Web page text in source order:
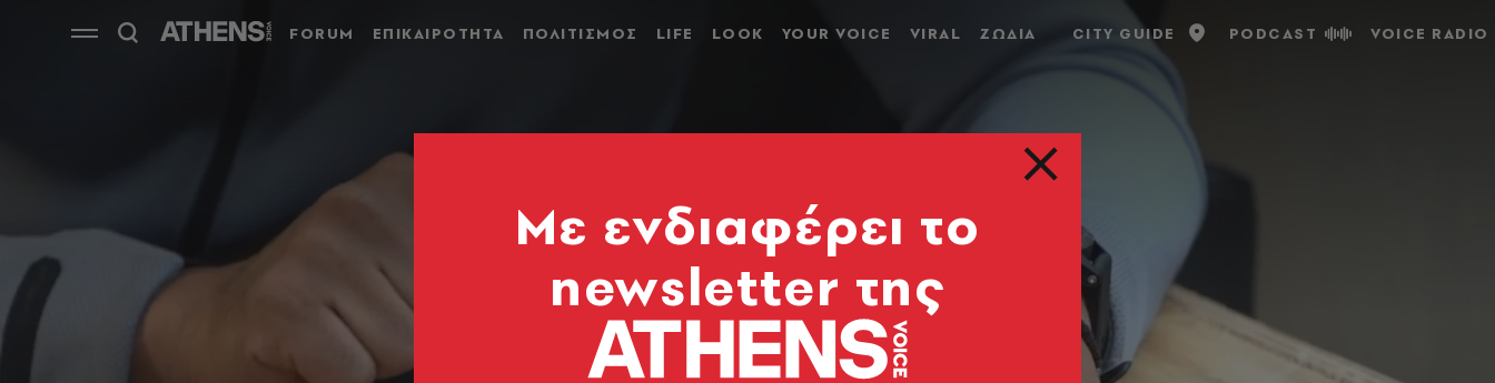
FORUM ΕΠΙΚΑΙΡΟΤΗΤΑ ΠΟΛΙΤΙΣΜΟΣ LIFE LOOK YOUR VOICE VIRAL ΖΩΔΙΑ CITY GUIDE PODCAST VOICE RADIO
Mε ενδιαφέρει το
newsletter της